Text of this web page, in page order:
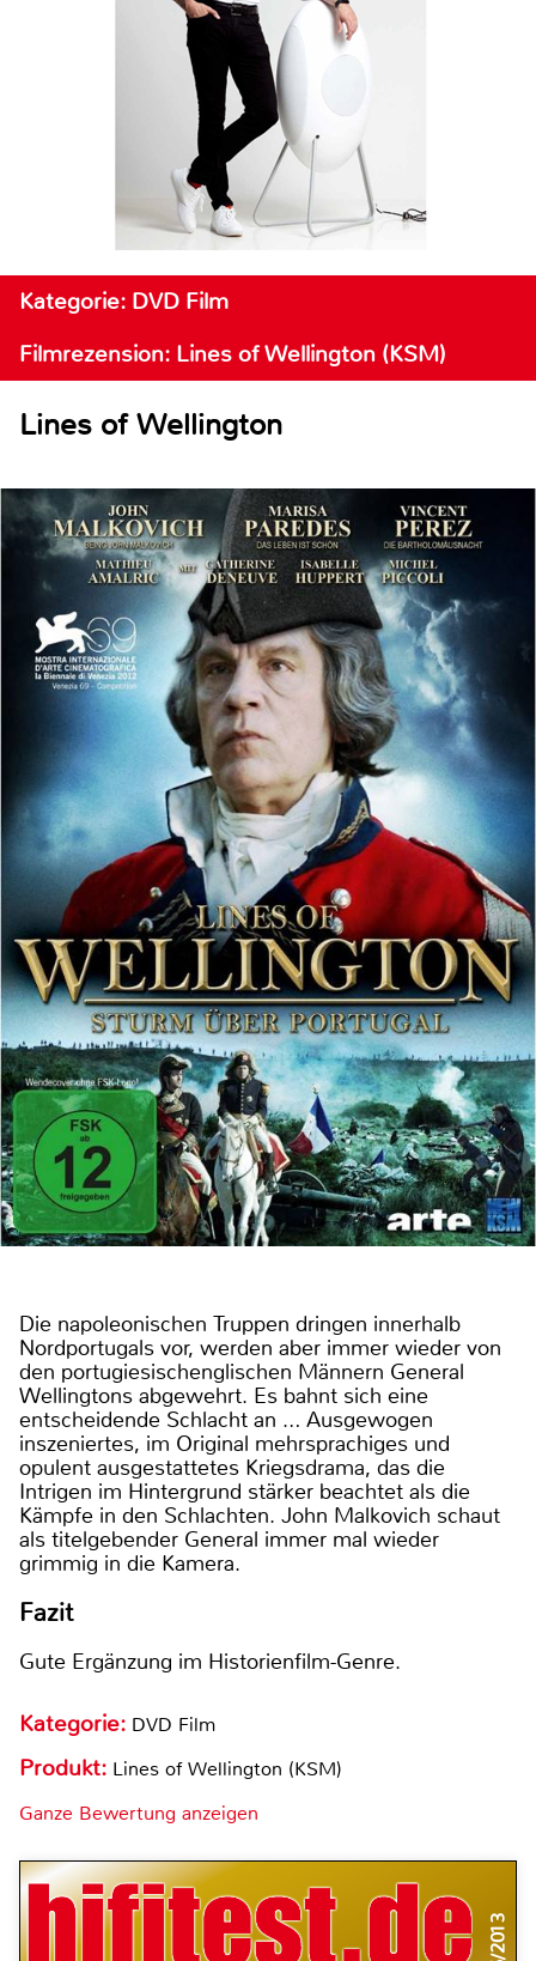
Kategorie: DVD Film
Filmrezension: Lines of Wellington (KSM)
Lines of Wellington
Die napoleonischen Truppen dringen innerhalb
Nordportugals vor, werden aber immer wieder von
den portugiesischenglischen Männern General
Wellingtons abgewehrt. Es bahnt sich eine
entscheidende Schlacht an … Ausgewogen
inszeniertes, im Original mehrsprachiges und
opulent ausgestattetes Kriegsdrama, das die
Intrigen im Hintergrund stärker beachtet als die
Kämpfe in den Schlachten. John Malkovich schaut
als titelgebender General immer mal wieder
grimmig in die Kamera.
Fazit
Gute Ergänzung im Historienfilm-Genre.
Kategorie: DVD Film
Produkt: Lines of Wellington (KSM)
Ganze Bewertung anzeigen
5/2013